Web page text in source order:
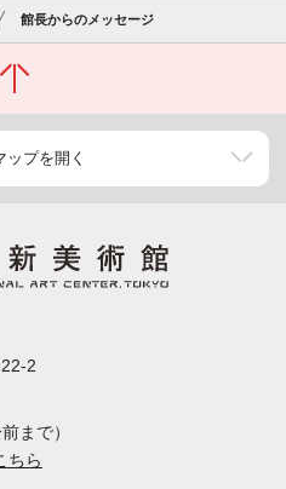
館長からのメッセージ
ップを開く
2
まで）
ちら